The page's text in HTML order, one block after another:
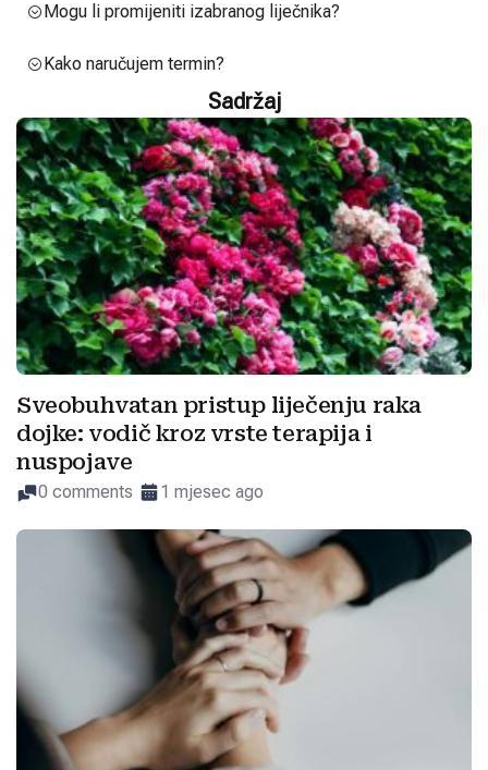
Mogu li promijeniti izabranog liječnika?
Kako naručujem termin?
Sadržaj
Sveobuhvatan pristup liječenju raka
dojke: vodič kroz vrste terapija i
nuspojave
0 comments 1 mjesec ago